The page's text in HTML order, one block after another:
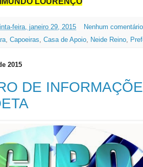
feira, janeiro 29, 2015
Nenhum
, Capoeiras, Casa de Apoio, Neide Reino,
2015
DE